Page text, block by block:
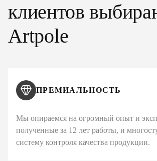
клиентов
Artpole
ПРЕМИАЛЬНОСТЬ
Мы опираемся на огромный опыт и
полученные за 12 лет работы, и
систему контроля качества продукции.